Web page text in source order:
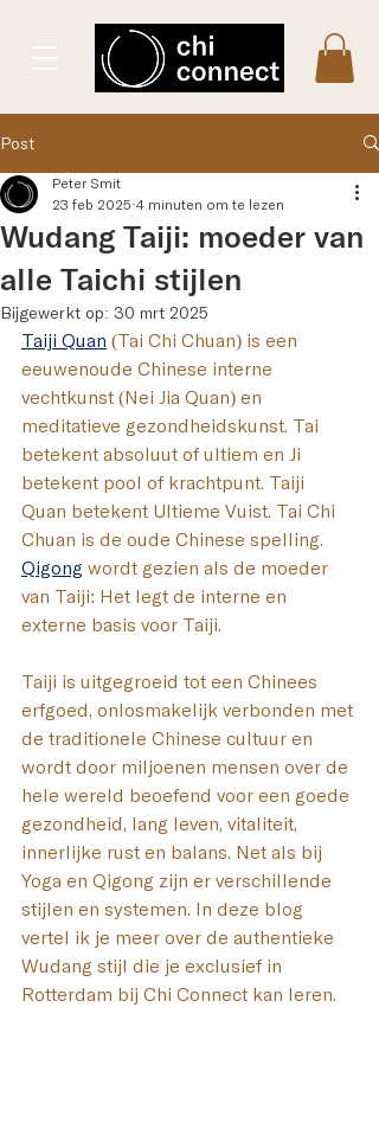
Post
Wudang Taiji: moeder van
alle Taichi stijlen
Peter Smit
23 feb 2025 4 minuten om te lezen
Bijgewerkt op: 30 mrt 2025
Taiji Quan (Tai Chi Chuan) is een
eeuwenoude Chinese interne
vechtkunst (Nei Jia Quan) ​en
meditatieve gezondheidskunst. ​Tai
betekent absoluut of ultiem en Ji
betekent pool of krachtpunt. Taiji
Quan betekent Ultieme Vuist. Tai Chi
Chuan is de oude Chinese spelling.
Qigong wordt gezien als de moeder
van Taiji: Het legt de interne en
externe basis voor Taiji.
Taiji is uitgegroeid tot een Chinees
erfgoed, onlosmakelijk verbonden met
de traditionele Chinese cultuur en
wordt door miljoenen mensen over de
hele wereld beoefend voor een goede
gezondheid, lang leven, vitaliteit,
innerlijke rust en balans. Net als bij
Yoga en Qigong zijn er verschillende
stijlen en systemen. In deze blog
vertel ik je meer over de authentieke
Wudang stijl die je exclusief in
Rotterdam bij Chi Connect kan leren.